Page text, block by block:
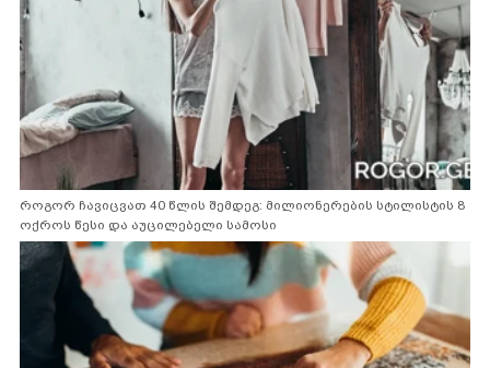
როგორ ჩავიცვათ 40 წლის შემდეგ: მილიონერების სტილისტის 8
ოქროს წესი და აუცილებელი სამოსი